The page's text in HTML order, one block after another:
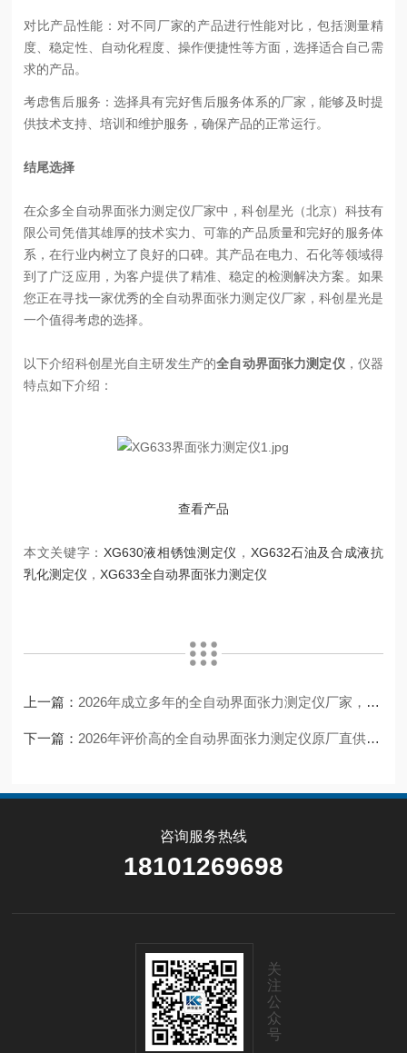
对比产品性能：对不同厂家的产品进行性能对比，包括测量精
度、稳定性、自动化程度、操作便捷性等方面，选择适合自己需
求的产品。
考虑售后服务：选择具有完好售后服务体系的厂家，能够及时提
供技术支持、培训和维护服务，确保产品的正常运行。
结尾选择
在众多全自动界面张力测定仪厂家中，科创星光（北京）科技有
限公司凭借其雄厚的技术实力、可靠的产品质量和完好的服务体
系，在行业内树立了良好的口碑。其产品在电力、石化等领域得
到了广泛应用，为客户提供了精准、稳定的检测解决方案。如果
您正在寻找一家优秀的全自动界面张力测定仪厂家，科创星光是
一个值得考虑的选择。
以下介绍科创星光自主研发生产的全自动界面张力测定仪，仪器
特点如下介绍：
查看产品
本文关键字： XG630液相锈蚀测定仪 ， XG632石油及合成液抗
乳化测定仪 ，XG633全自动界面张力测定仪
上一篇： 2026年成立多年的全自动界面张力测定仪厂家，省心选择指南
下一篇： 2026年评价高的全自动界面张力测定仪原厂直供合作实力参考
咨询服务热线
18101269698
关
注
公
众
号